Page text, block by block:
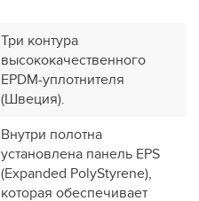
Три контура
высококачественного
EPDM-уплотнителя
(Швеция).
Внутри полотна
установлена панель EPS
(Expanded PolyStyrene),
которая обеспечивает